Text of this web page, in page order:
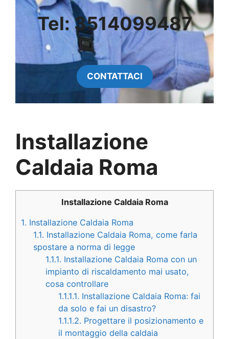
Tel: 3514099487
CONTATTACI
Installazione
Caldaia Roma
Installazione Caldaia Roma
1. Installazione Caldaia Roma
1.1. Installazione Caldaia Roma, come farla
spostare a norma di legge
1.1.1. Installazione Caldaia Roma con un
impianto di riscaldamento mai usato,
cosa controllare
1.1.1.1. Installazione Caldaia Roma: fai
da solo e fai un disastro?
1.1.1.2. Progettare il posizionamento e
il montaggio della caldaia